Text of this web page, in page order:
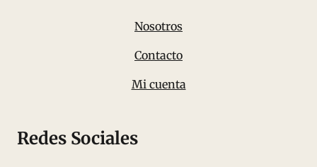
Nosotros
Contacto
Mi cuenta
Redes Sociales